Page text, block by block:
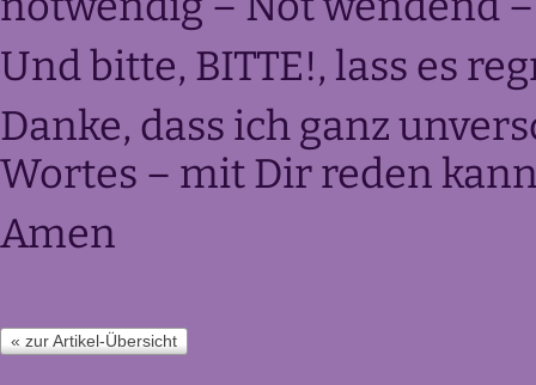
Und bitte, BITTE!, lass es
Danke, dass ich ganz
Wortes – mit Dir reden
Amen
« zur Artikel-Übersicht